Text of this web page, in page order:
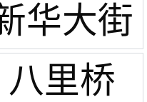
华大街
八里桥